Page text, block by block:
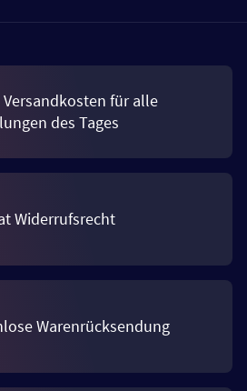
Versandkosten für alle
des Tages
Widerrufsrecht
Warenrücksendung